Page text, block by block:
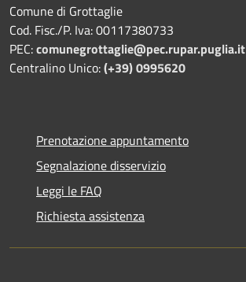
Comune di Grottaglie
Cod. Fisc./P. Iva: 00117380733
PEC:comunegrottaglie@pec.rupar.puglia.it
Centralino Unico:(+39) 0995620
Prenotazione appuntamento
Segnalazione disservizio
Leggi le FAQ
Richiesta assistenza